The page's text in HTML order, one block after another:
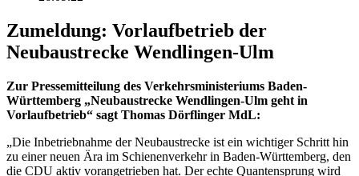
Zumeldung: Vorlaufbetrieb der
Neubaustrecke Wendlingen-Ulm
Zur Pressemitteilung des Verkehrsministeriums Baden-
Württemberg „Neubaustrecke Wendlingen-Ulm geht in
Vorlaufbetrieb“ sagt Thomas Dörflinger MdL:
„Die Inbetriebnahme der Neubaustrecke ist ein wichtiger Schritt hin
zu einer neuen Ära im Schienenverkehr in Baden-Württemberg, den
die CDU aktiv vorangetrieben hat. Der echte Quantensprung wird